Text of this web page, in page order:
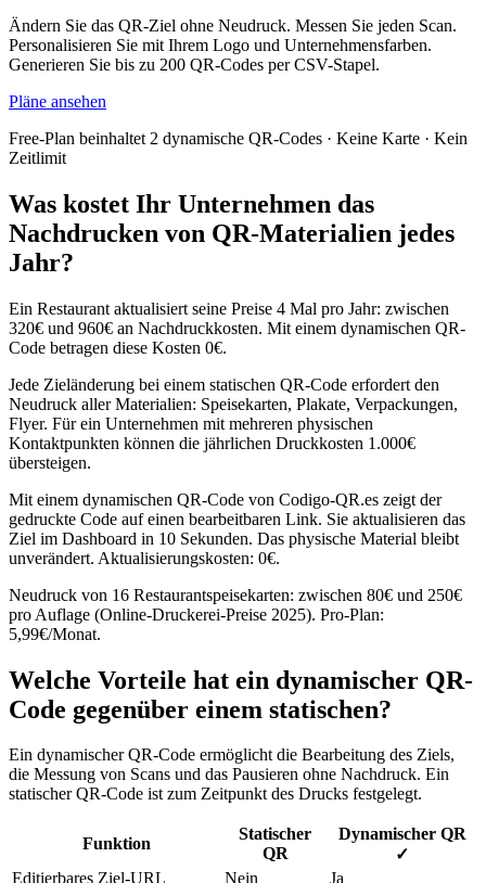
Ändern Sie das QR-Ziel ohne Neudruck. Messen Sie jeden Scan.
Personalisieren Sie mit Ihrem Logo und Unternehmensfarben.
Generieren Sie bis zu 200 QR-Codes per CSV-Stapel.
Pläne ansehen
Free-Plan beinhaltet 2 dynamische QR-Codes · Keine Karte · Kein
Zeitlimit
Was kostet Ihr Unternehmen das
Nachdrucken von QR-Materialien jedes
Jahr?
Ein Restaurant aktualisiert seine Preise 4 Mal pro Jahr: zwischen
320€ und 960€ an Nachdruckkosten. Mit einem dynamischen QR-
Code betragen diese Kosten 0€.
Jede Zieländerung bei einem statischen QR-Code erfordert den
Neudruck aller Materialien: Speisekarten, Plakate, Verpackungen,
Flyer. Für ein Unternehmen mit mehreren physischen
Kontaktpunkten können die jährlichen Druckkosten 1.000€
übersteigen.
Mit einem dynamischen QR-Code von Codigo-QR.es zeigt der
gedruckte Code auf einen bearbeitbaren Link. Sie aktualisieren das
Ziel im Dashboard in 10 Sekunden. Das physische Material bleibt
unverändert. Aktualisierungskosten: 0€.
Neudruck von 16 Restaurantspeisekarten: zwischen 80€ und 250€
pro Auflage (Online-Druckerei-Preise 2025). Pro-Plan:
5,99€/Monat.
Welche Vorteile hat ein dynamischer QR-
Code gegenüber einem statischen?
Ein dynamischer QR-Code ermöglicht die Bearbeitung des Ziels,
die Messung von Scans und das Pausieren ohne Nachdruck. Ein
statischer QR-Code ist zum Zeitpunkt des Drucks festgelegt.
Funktion
Statischer
QR
Dynamischer QR
✓
Editierbares Ziel-URL
Nein
Ja